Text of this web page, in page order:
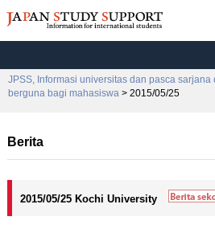
JPSS, Informasi universitas dan pasca sarjana
berguna bagi mahasiswa > 2015/05/25
Berita
2015/05/25 Kochi University